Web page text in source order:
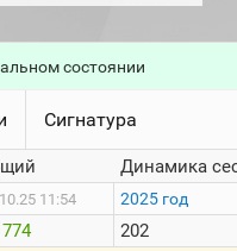
состоянии
Сигнатура
11:54
Динамика
2025 год
202